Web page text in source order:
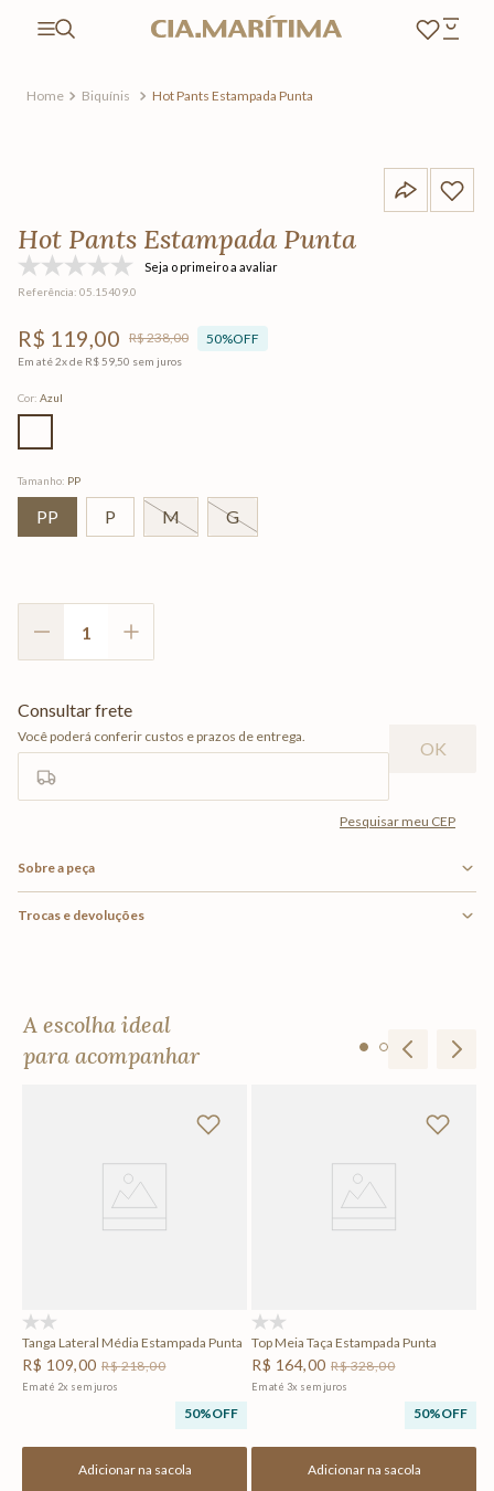
Biquínis Hot Pants Estampada Punta
Hot Pants Estampada Punta
Seja o primeiro a avaliar
Referência: 05.15409.0
R$ 119,00 R$238,00 50%OFF
Em até2x de R$ 59 50 sem juros
Cor: Azul
Tamanho: PP
PP P M G
Sobre a peça
Trocas e devoluções
A escolha ideal
para acompanhar
Tanga Lateral Média Estampada Punta
R$ 109,00 R$218,00
Em até 2x sem juros
50%OFF
Adicionar na sacola
Top Meia Taça Estampada Punta
R$ 164,00 R$328,00
Em até 3x sem juros
50%OFF
Adicionar na sacola